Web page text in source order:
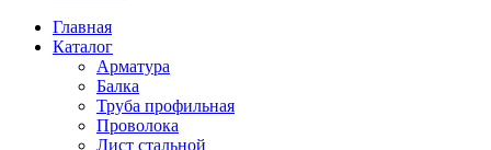
Главная
Каталог
Арматура
Балка
Труба профильная
Проволока
Лист стальной